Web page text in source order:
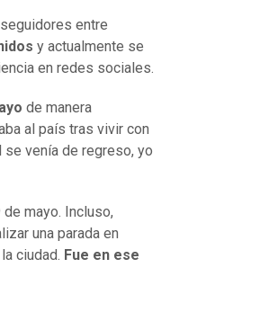
entre
y actualmente se
en redes sociales.
de manera
al país tras vivir con
se venía de regreso, yo
mayo. Incluso,
una parada en
ciudad. Fue en ese